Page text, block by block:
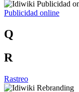
Publicidad online
Q
R
Rastreo